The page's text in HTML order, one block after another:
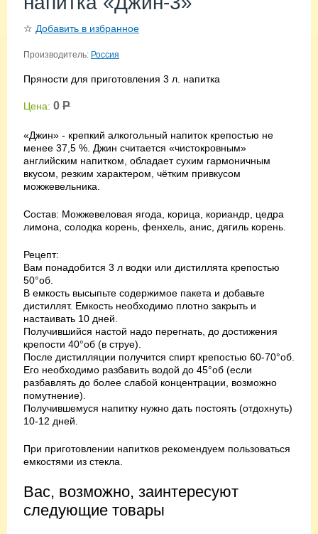
☆ Добавить в избранное
Производитель: Россия
Пряности для приготовления 3 л. напитка
Цена: 0 Р
«Джин» - крепкий алкогольный напиток крепостью не
менее 37,5 %. Джин считается «чистокровным»
английским напитком, обладает сухим гармоничным
вкусом, резким характером, чётким привкусом
можжевельника.
Состав: Можжевеловая ягода, корица, кориандр, цедра
лимона, солодка корень, фенхель, анис, дягиль корень.
Рецепт:
Вам понадобится 3 л водки или дистиллята крепостью
50°об.
В емкость высыпьте содержимое пакета и добавьте
дистиллят. Емкость необходимо плотно закрыть и
настаивать 10 дней.
Получившийся настой надо перегнать, до достижения
крепости 40°об (в струе).
После дистилляции получится спирт крепостью 60-70°об.
Его необходимо разбавить водой до 45°об (если
разбавлять до более слабой концентрации, возможно
помутнение).
Получившемуся напитку нужно дать постоять (отдохнуть)
10-12 дней.
При приготовлении напитков рекомендуем пользоваться
емкостями из стекла.
Вас, возможно, заинтересуют
следующие товары